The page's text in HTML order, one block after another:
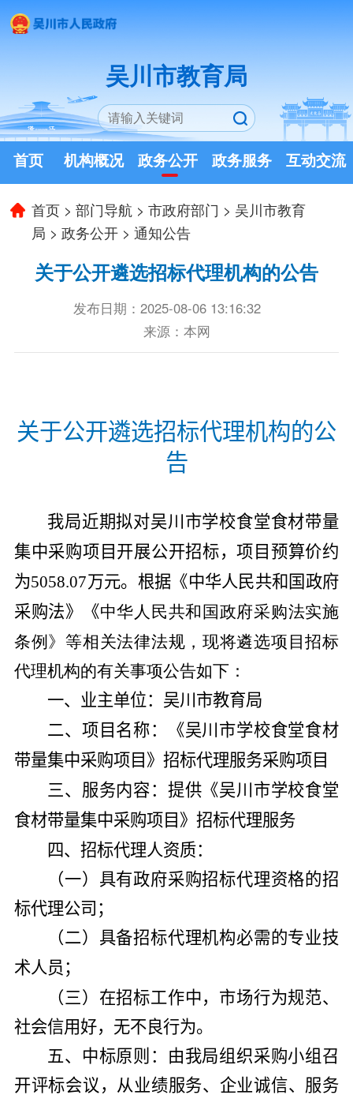
吴川市教育局
首页 机构概况 政务公开 政务服务 互动交流
首页 >部门导航 >市政府部门 > 吴川市教育
局 >政务公开 >通知公告
关于公开遴选招标代理机构的公告
发布日期：2025-08-06 13:16:32
来源：本网
关于公开遴选招标代理机构的公
告
我局近期拟对吴川市学校食堂食材带量
集中采购项目开展公开招标，项目预算价约
为5058.07万元。根据《中华人民共和国政府
采购法》《中华人民共和国政府采购法实施
条例》等相关法律法规，现将遴选项目招标
代理机构的有关事项公告如下：
一、业主单位： 吴川市教育局
二、项目名称：
《吴川市学校食堂食材
带量集中采购项目 》招标代理服务采购项目
三、服务内容： 提供《吴川市学校食堂
食材带量集中采购项目 》 招标代理服务
四、招标代理人资质：
（一）具有政府采购招标代理资格的招
标代理公司；
（二）具备招标代理机构必需的专业技
术人员；
（三）在招标工作中，市场行为规范、
社会信用好，无不良行为。
五、中标原则：由我局组织采购小组召
开评标会议，从业绩服务、企业诚信、服务